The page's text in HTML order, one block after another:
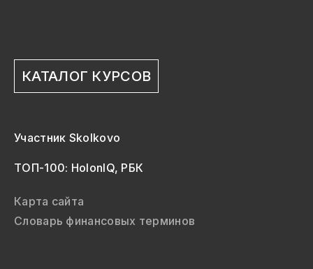
КАТАЛОГ КУРСОВ
Участник Skolkovo
ТОП-100: HolonIQ, РБК
Карта сайта
Словарь финансовых терминов